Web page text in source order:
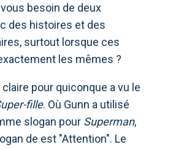
besoin de deux
des histoires et des
surtout lorsque ces
les mêmes ?
pour quiconque a vu le
fille. Où Gunn a utilisé
slogan pour Superman,
de est "Attention". Le